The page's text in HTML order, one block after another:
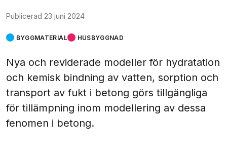
Publicerad 23 juni 2024
BYGGMATERIAL HUSBYGGNAD
Nya och reviderade modeller för hydratation
och kemisk bindning av vatten, sorption och
transport av fukt i betong görs tillgängliga
för tillämpning inom modellering av dessa
fenomen i betong.